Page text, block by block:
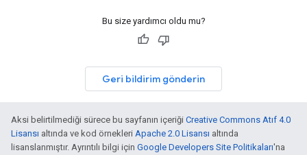
Bu size yardımcı oldu mu?
Geri bildirim gönderin
Aksi belirtilmediği sürece bu sayfanın içeriği Creative Commons Atıf 4.0
Lisansı altında ve kod örnekleri Apache 2.0 Lisansı altında
lisanslanmıştır. Ayrıntılı bilgi için Google Developers Site Politikaları'na